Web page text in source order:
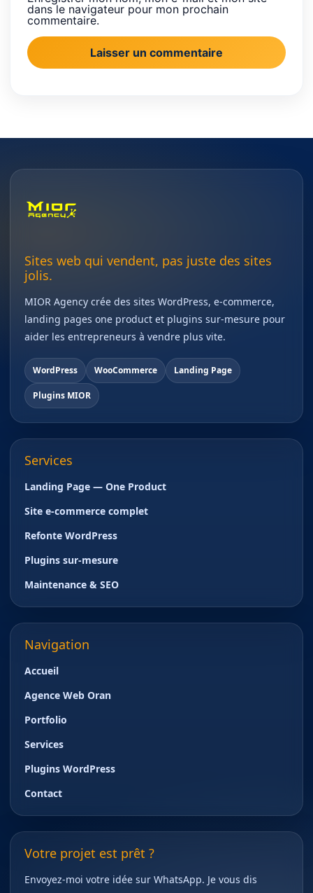
dans le navigateur pour mon prochain
commentaire.
Sites web qui vendent, pas juste des sites
jolis.
MIOR Agency crée des sites WordPress, e-commerce,
landing pages one product et plugins sur-mesure pour
aider les entrepreneurs à vendre plus vite.
WordPress WooCommerce Landing Page
Plugins MIOR
Services
Landing Page — One Product
Site e-commerce complet
Refonte WordPress
Plugins sur-mesure
Maintenance & SEO
Navigation
Accueil
Agence Web Oran
Portfolio
Services
Plugins WordPress
Contact
Votre projet est prêt ?
Envoyez-moi votre idée sur WhatsApp. Je vous dis